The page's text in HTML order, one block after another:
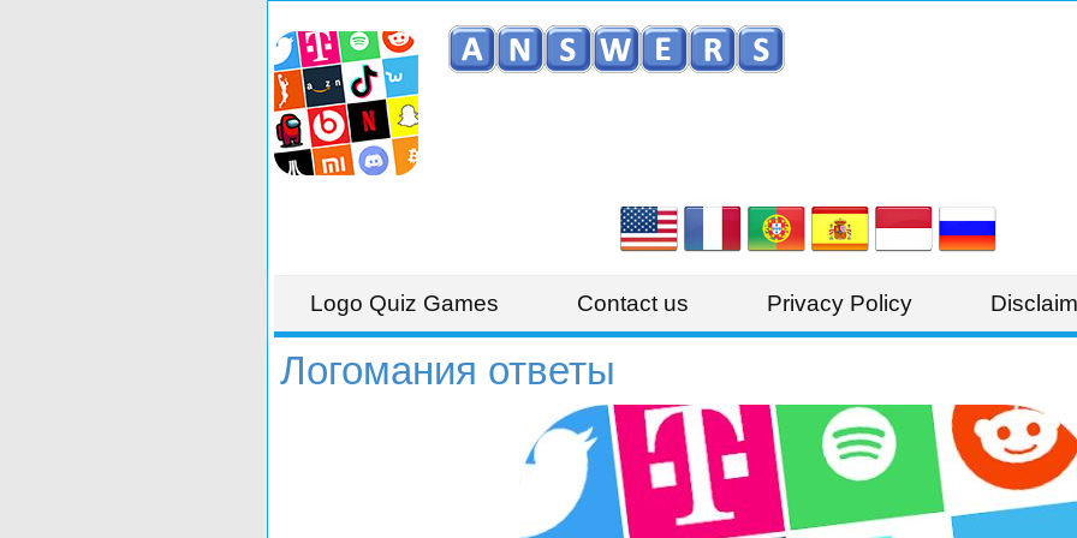
Logo Quiz Games Contact us Privacy Policy
Логомания ответы